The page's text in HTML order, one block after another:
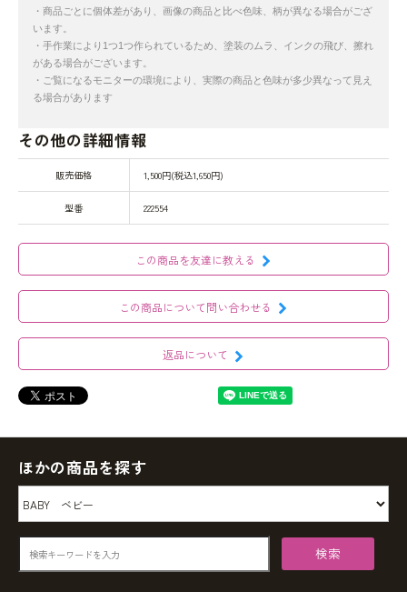
・商品ごとに個体差があり、画像の商品と比べ色味、柄が異なる場合がござ
います。
・手作業により1つ1つ作られているため、塗装のムラ、インクの飛び、擦れ
がある場合がございます。
・ご覧になるモニターの環境により、実際の商品と色味が多少異なって見え
る場合があります
その他の詳細情報
販売価格 1,500円(税込1,650円)
型番 222554
この商品を友達に教える
この商品について問い合わせる
返品について
ほかの商品を探す
検索